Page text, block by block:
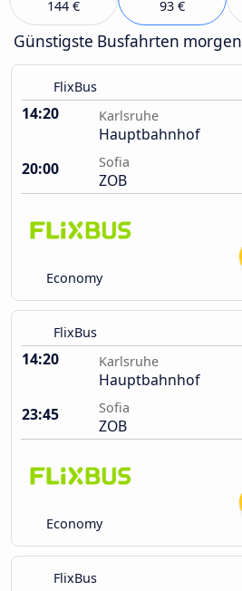
144 € 93 €
Günstigste Busfahrten morgen
FlixBus
14:20 Karlsruhe
Hauptbahnhof
20:00
Sofia
ZOB
Economy
FlixBus
14:20 Karlsruhe
Hauptbahnhof
23:45
Sofia
ZOB
Economy
FlixBus